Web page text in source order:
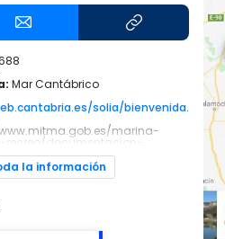
Mar Cantábrico
solia/bienvenida.
marina-
documentacion-
de-registro-espanol-
las especies pescables
la información